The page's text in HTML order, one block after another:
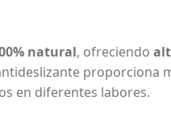
natural, ofreciendo
proporciona
en diferentes labores.